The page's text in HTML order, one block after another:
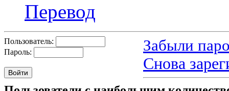
Перевод
Пользователь:
Пароль:
Забыли
Снова